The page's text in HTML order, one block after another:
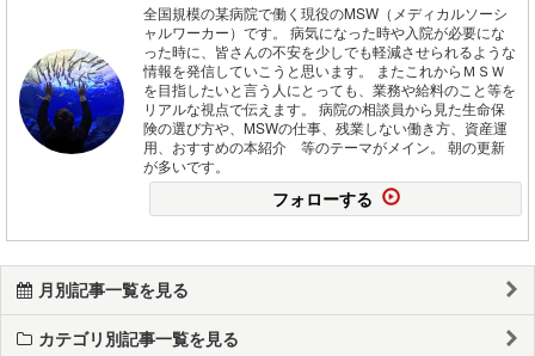
全国規模の某病院で働く現役のMSW（メディカルソーシ
ャルワーカー）です。 病気になった時や入院が必要にな
った時に、皆さんの不安を少しでも軽減させられるような
情報を発信していこうと思います。 またこれからＭＳＷ
を目指したいと言う人にとっても、業務や給料のこと等を
リアルな視点で伝えます。 病院の相談員から見た生命保
険の選び方や、MSWの仕事、残業しない働き方、資産運
用、おすすめの本紹介 等のテーマがメイン。 朝の更新
が多いです。
フォローする
月別記事一覧を見る
カテゴリ別記事一覧を見る